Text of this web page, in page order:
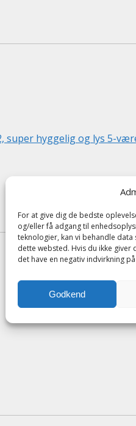
For at give dig de bedste
og/eller få adgang til
teknologier, kan vi behandle
dette websted. Hvis du ikke
det have en negativ indvirkning
Godkend
super hyggelig og lys 5-